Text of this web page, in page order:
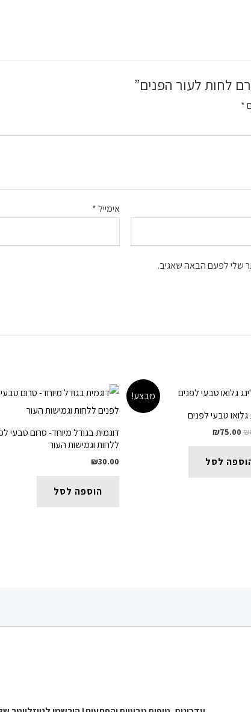
לחות לעור הפנים”
*
אימייל*
שלי לפעם הבאה שאגיב.
מבצע!
גלואו טבעי לפנים
₪המחיר
₪89.00.
₪75.00 המחיר
₪75.00.לסל
דוגמית בגודל מיוחד- סרום טבעי
ללחות וגמישות העור
₪30.00
הוספה לסל